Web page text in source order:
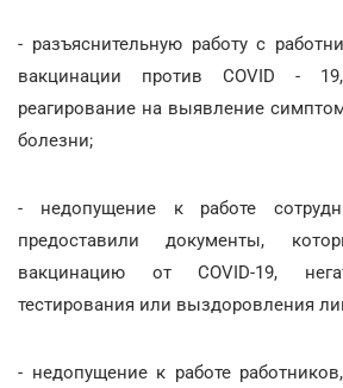
- разъяснительную работу с
вакцинации против COVID -
реагирование на выявление
болезни;
- недопущение к работе
предоставили документы,
вакцинацию от COVID-19,
тестирования или выздоровления
- недопущение к работе